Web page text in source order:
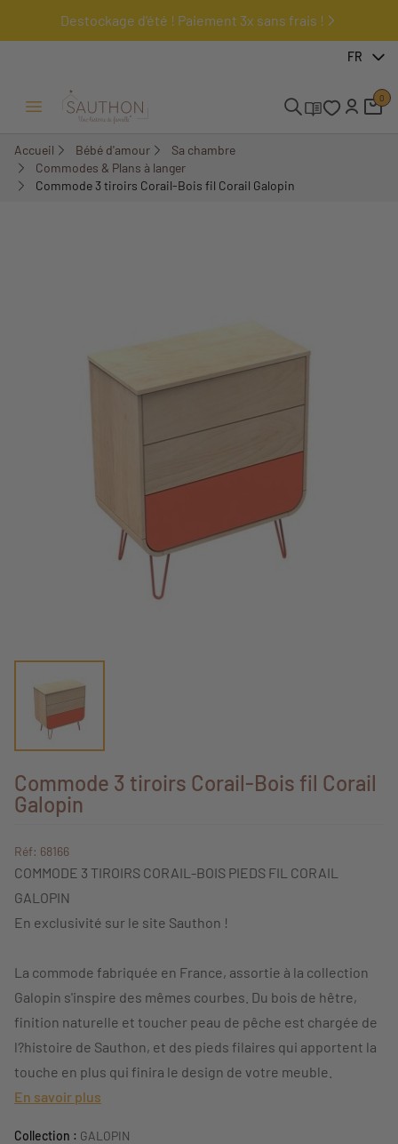
Destockage d'été ! Paiement 3x sans frais !
FR
Ouvrir/Fermer menu
0
Accueil Bébé d'amour
Sa chambre
Commodes & Plans à langer
Commode 3 tiroirs Corail-Bois fil Corail Galopin
-47,49%
Commode 3 tiroirs Corail-Bois fil Corail
Galopin
Réf: 68166
COMMODE 3 TIROIRS CORAIL-BOIS PIEDS FIL CORAIL
GALOPIN
En exclusivité sur le site Sauthon !
La commode fabriquée en France, assortie à la collection
Galopin s'inspire des mêmes courbes. Du bois de hêtre,
finition naturelle et toucher peau de pêche est chargée de
l?histoire de Sauthon, et des pieds filaires qui apportent la
touche en plus qui finira le design de votre meuble.
En savoir plus
Collection : GALOPIN